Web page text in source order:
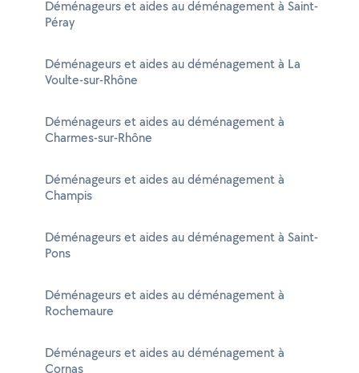
Déménageurs et aides au déménagement à Saint-
Péray
Déménageurs et aides au déménagement à La
Voulte-sur-Rhône
Déménageurs et aides au déménagement à
Charmes-sur-Rhône
Déménageurs et aides au déménagement à
Champis
Déménageurs et aides au déménagement à Saint-
Pons
Déménageurs et aides au déménagement à
Rochemaure
Déménageurs et aides au déménagement à
Cornas